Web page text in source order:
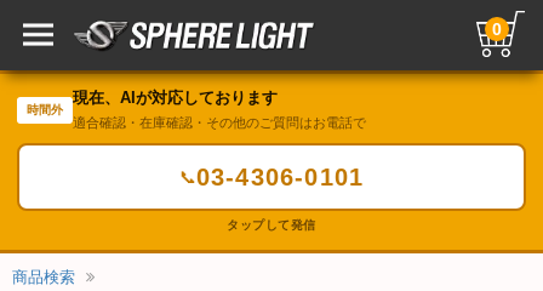
0
時間外
現在、AIが対応しております
適合確認・在庫確認・その他のご質問はお電話で
📞03-4306-0101
タップして発信
商品検索